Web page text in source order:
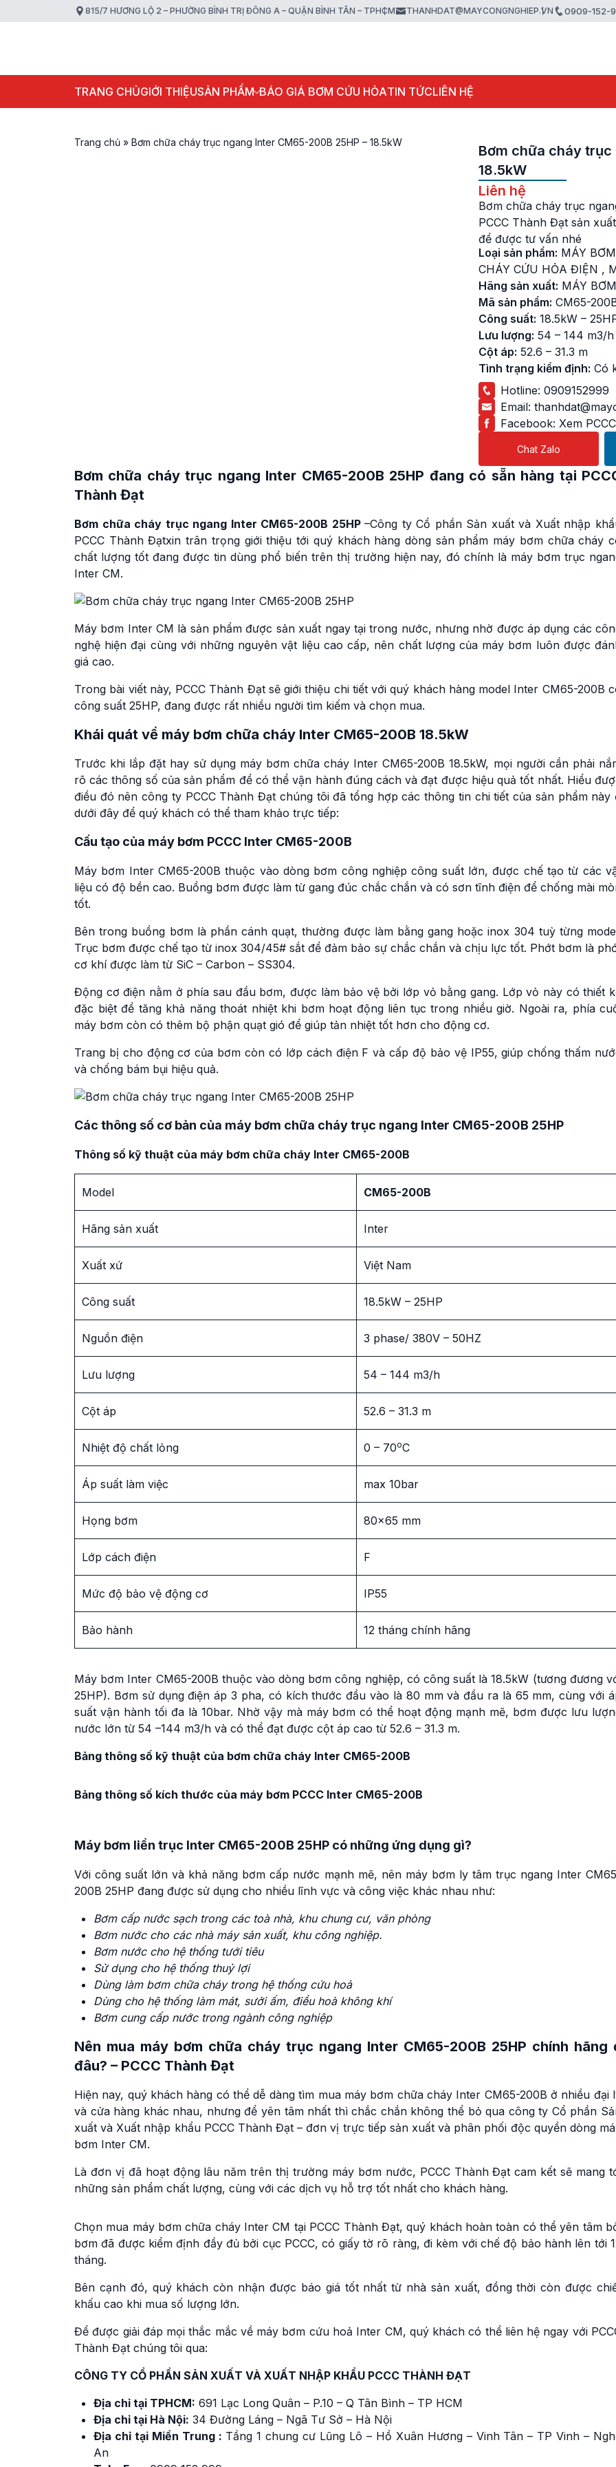
815/7 HƯƠNG LỘ 2 – PHƯỜNG BÌNH TRỊ ĐÔNG A – QUẬN BÌNH TÂN – TPHCM THANHDAT@MAYCONGNGHIEP.VN 0909-152-
TRANG CHỦGIỚI THIỆUSẢN PHẨM BÁO GIÁ BƠM CỨU HỎATIN TỨCLIÊN HỆ
Trang chủ » Bơm chữa cháy trục ngang Inter CM65-200B 25HP – 18.5kW
Bơm chữa cháy trục
18.5kW
Liên hệ
Bơm chữa cháy trục
PCCC Thành Đạt sản
để được tư vấn nhé
Loại sản phẩm: MÁY
CHÁY CỨU HỎA ĐIỆN ,
Hãng sản xuất: MÁY
Mã sản phẩm: CM65-
Công suất: 18.5kW –
Lưu lượng: 54 – 144 m3/h
Cột áp: 52.6 – 31.3 m
Tình trạng kiểm định: Có
Hotline: 0909152999
Email:
Facebook: Xem
Chat Zalo
Bơm chữa cháy trục ngang Inter CM65-200B 25HP đang có sẵn hàng tại
Thành Đạt
Bơm chữa cháy trục ngang Inter CM65-200B 25HP–Công ty Cổ phần Sản xuất và Xuất nhập
PCCC Thành Đạtxin trân trọng giới thiệu tới quý khách hàng dòng sản phẩm máy bơm chữa cháy
chất lượng tốt đang được tin dùng phổ biến trên thị trường hiện nay, đó chính là máy bơm trục
Inter CM.
Máy bơm Inter CM là sản phẩm được sản xuất ngay tại trong nước, nhưng nhờ được áp dụng các
nghệ hiện đại cùng với những nguyên vật liệu cao cấp, nên chất lượng của máy bơm luôn được
giá cao.
Trong bài viết này, PCCC Thành Đạt sẽ giới thiệu chi tiết với quý khách hàng model Inter CM65-200B
công suất 25HP, đang được rất nhiều người tìm kiếm và chọn mua.
Khái quát về máy bơm chữa cháy Inter CM65-200B 18.5kW
Trước khi lắp đặt hay sử dụng máy bơm chữa cháy Inter CM65-200B 18.5kW, mọi người cần phải
rõ các thông số của sản phẩm để có thể vận hành đúng cách và đạt được hiệu quả tốt nhất. Hiểu
điều đó nên công ty PCCC Thành Đạt chúng tôi đã tổng hợp các thông tin chi tiết của sản phẩm này
dưới đây để quý khách có thể tham khảo trực tiếp:
Cấu tạo của máy bơm PCCC Inter CM65-200B
Máy bơm Inter CM65-200B thuộc vào dòng bơm công nghiệp công suất lớn, được chế tạo từ các
liệu có độ bền cao. Buồng bơm được làm từ gang đúc chắc chắn và có sơn tĩnh điện để chống mài
tốt.
Bên trong buồng bơm là phần cánh quạt, thường được làm bằng gang hoặc inox 304 tuỳ từng
Trục bơm được chế tạo từ inox 304/45# sắt để đảm bảo sự chắc chắn và chịu lực tốt. Phớt bơm là
cơ khí được làm từ SiC – Carbon – SS304.
Động cơ điện nằm ở phía sau đầu bơm, được làm bảo vệ bởi lớp vỏ bằng gang. Lớp vỏ này có thiết
đặc biệt để tăng khả năng thoát nhiệt khi bơm hoạt động liên tục trong nhiều giờ. Ngoài ra, phía
máy bơm còn có thêm bộ phận quạt gió để giúp tản nhiệt tốt hơn cho động cơ.
Trang bị cho động cơ của bơm còn có lớp cách điện F và cấp độ bảo vệ IP55, giúp chống thấm
và chống bám bụi hiệu quả.
Các thông số cơ bản của máy bơm chữa cháy trục ngang Inter CM65-200B 25HP
Thông số kỹ thuật của máy bơm chữa cháy Inter CM65-200B
Model CM65-200B
Hãng sản xuất Inter
Xuất xứ Việt Nam
Công suất 18.5kW – 25HP
Nguồn điện 3 phase/ 380V – 50HZ
Lưu lượng 54 – 144 m3/h
Cột áp 52.6 – 31.3 m
Nhiệt độ chất lỏng 0 – 70oC
Áp suất làm việc max 10bar
Họng bơm 80×65 mm
Lớp cách điện F
Mức độ bảo vệ động cơ IP55
Bảo hành 12 tháng chính hãng
Máy bơm Inter CM65-200B thuộc vào dòng bơm công nghiệp, có công suất là 18.5kW (tương đương
25HP). Bơm sử dụng điện áp 3 pha, có kích thước đầu vào là 80 mm và đầu ra là 65 mm, cùng với
suất vận hành tối đa là 10bar. Nhờ vậy mà máy bơm có thể hoạt động mạnh mẽ, bơm được lưu
nước lớn từ 54 –144 m3/h và có thể đạt được cột áp cao từ 52.6 – 31.3 m.
Bảng thông số kỹ thuật của bơm chữa cháy Inter CM65-200B
Bảng thông số kích thước của máy bơm PCCC Inter CM65-200B
Máy bơm liền trục Inter CM65-200B 25HP có những ứng dụng gì?
Với công suất lớn và khả năng bơm cấp nước mạnh mẽ, nên máy bơm ly tâm trục ngang Inter
200B 25HP đang được sử dụng cho nhiều lĩnh vực và công việc khác nhau như:
Bơm cấp nước sạch trong các toà nhà, khu chung cư, văn phòng
Bơm nước cho các nhà máy sản xuất, khu công nghiệp.
Bơm nước cho hệ thống tưới tiêu
Sử dụng cho hệ thống thuỷ lợi
Dùng làm bơm chữa cháy trong hệ thống cứu hoả
Dùng cho hệ thống làm mát, sưởi ấm, điều hoà không khí
Bơm cung cấp nước trong ngành công nghiệp
Nên mua máy bơm chữa cháy trục ngang Inter CM65-200B 25HP chính hãng
đâu? – PCCC Thành Đạt
Hiện nay, quý khách hàng có thể dễ dàng tìm mua máy bơm chữa cháy Inter CM65-200B ở nhiều đại
và cửa hàng khác nhau, nhưng để yên tâm nhất thì chắc chắn không thể bỏ qua công ty Cổ phần
xuất và Xuất nhập khẩu PCCC Thành Đạt – đơn vị trực tiếp sản xuất và phân phối độc quyền dòng
bơm Inter CM.
Là đơn vị đã hoạt động lâu năm trên thị trường máy bơm nước, PCCC Thành Đạt cam kết sẽ mang
những sản phẩm chất lượng, cùng với các dịch vụ hỗ trợ tốt nhất cho khách hàng.
Chọn mua máy bơm chữa cháy Inter CM tại PCCC Thành Đạt, quý khách hoàn toàn có thể yên tâm
bơm đã được kiểm định đầy đủ bởi cục PCCC, có giấy tờ rõ ràng, đi kèm với chế độ bảo hành lên tới
tháng.
Bên cạnh đó, quý khách còn nhận được báo giá tốt nhất từ nhà sản xuất, đồng thời còn được
khấu cao khi mua số lượng lớn.
Để được giải đáp mọi thắc mắc về máy bơm cứu hoả Inter CM, quý khách có thể liên hệ ngay với
Thành Đạt chúng tôi qua:
CÔNG TY CỔ PHẦN SẢN XUẤT VÀ XUẤT NHẬP KHẨU PCCC THÀNH ĐẠT
Địa chỉ tại TPHCM: 691 Lạc Long Quân – P.10 – Q Tân Bình – TP HCM
Địa chỉ tại Hà Nội: 34 Đường Láng – Ngã Tư Sở – Hà Nội
Địa chỉ tại Miền Trung : Tầng 1 chung cư Lũng Lô – Hồ Xuân Hương – Vinh Tân – TP Vinh –
An